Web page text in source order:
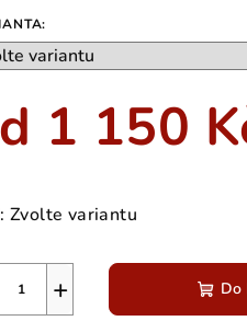
1 150
Zvolte variantu
+ Do